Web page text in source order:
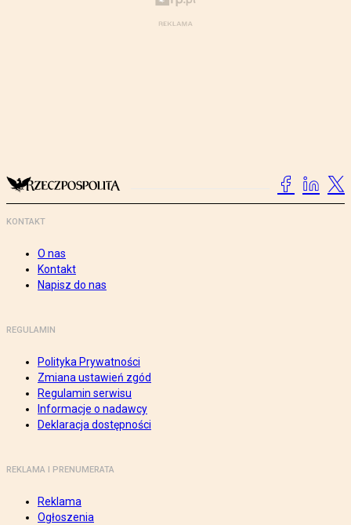
KONTAKT
O nas
Kontakt
Napisz do nas
REGULAMIN
Polityka Prywatności
Zmiana ustawień zgód
Regulamin serwisu
Informacje o nadawcy
Deklaracja dostępności
REKLAMA I PRENUMERATA
Reklama
Ogłoszenia